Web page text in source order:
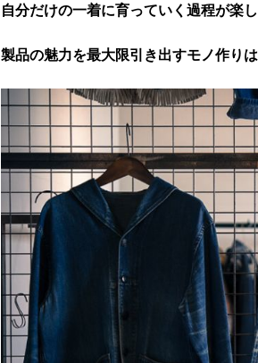
自分だけの一着に育っていく過程が楽
製品の魅力を最大限引き出すモノ作りは